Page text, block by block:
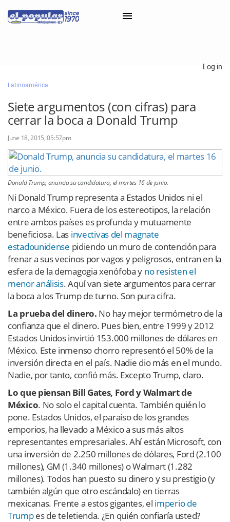
Classifieds
Categorías
×
Log in
Latinoamérica
Siete argumentos (con cifras) para
cerrar la boca a Donald Trump
June 18, 2015, 05:57pm
Donald Trump, anuncia su candidatura, el martes 16 de junio.
Ni Donald Trump representa a Estados Unidos ni el
narco a México. Fuera de los estereotipos, la relación
entre ambos países es profunda y mutuamente
beneficiosa. Las invectivas del magnate
estadounidense pidiendo un muro de contención para
frenar a sus vecinos por vagos y peligrosos, entran en la
esfera de la demagogia xenófoba y no resisten el
menor análisis. Aquí van siete argumentos para cerrar
la boca a los Trump de turno. Son pura cifra.
La prueba del dinero. No hay mejor termómetro de la
confianza que el dinero. Pues bien, entre 1999 y 2012
Estados Unidos invirtió 153.000 millones de dólares en
México. Este inmenso chorro representó el 50% de la
inversión directa en el país. Nadie dio más en el mundo.
Nadie, por tanto, confió más. Excepto Trump, claro.
Lo que piensan Bill Gates, Ford y Walmart de
México. No solo el capital cuenta. También quién lo
pone. Estados Unidos, el paraíso de los grandes
emporios, ha llevado a México a sus más altos
representantes empresariales. Ahí están Microsoft, con
una inversión de 2.250 millones de dólares, Ford (2.100
millones), GM (1.340 millones) o Walmart (1.282
millones). Todos han puesto su dinero y su prestigio (y
también algún que otro escándalo) en tierras
mexicanas. Frente a estos gigantes, el imperio de
Trumpes de teletienda. ¿En quién confiaría usted?